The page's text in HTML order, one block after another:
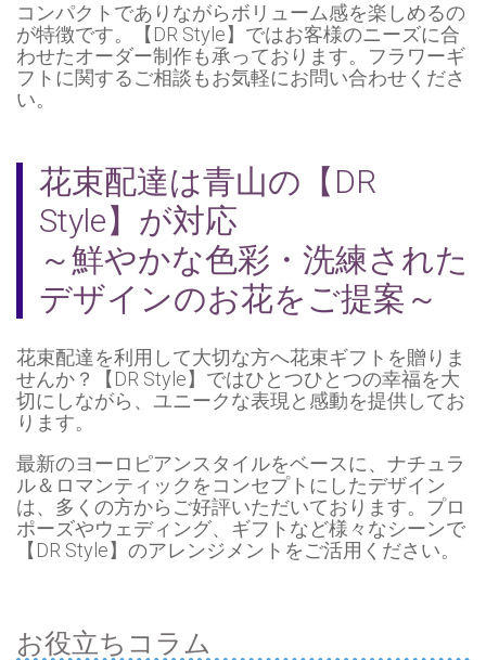
コンパクトでありながらボリューム感を楽しめるの
が特徴です。【DR Style】ではお客様のニーズに合
わせたオーダー制作も承っております。フラワーギ
フトに関するご相談もお気軽にお問い合わせくださ
い。
花束配達は青山の【DR
Style】が対応
～鮮やかな色彩・洗練された
デザインのお花をご提案～
花束配達を利用して大切な方へ花束ギフトを贈りま
せんか？【DR Style】ではひとつひとつの幸福を大
切にしながら、ユニークな表現と感動を提供してお
ります。
最新のヨーロピアンスタイルをベースに、ナチュラ
ル＆ロマンティックをコンセプトにしたデザイン
は、多くの方からご好評いただいております。プロ
ポーズやウェディング、ギフトなど様々なシーンで
【DR Style】のアレンジメントをご活用ください。
お役立ちコラム